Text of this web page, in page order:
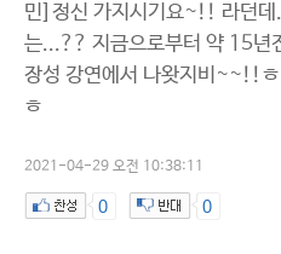
민]정신 가지시기요~!! 라던
는...?? 지금으로부터 약 15년
장성 강연에서 나왓지비~~!!
ㅎ
2021-04-29 오전 10:38:11
0 0